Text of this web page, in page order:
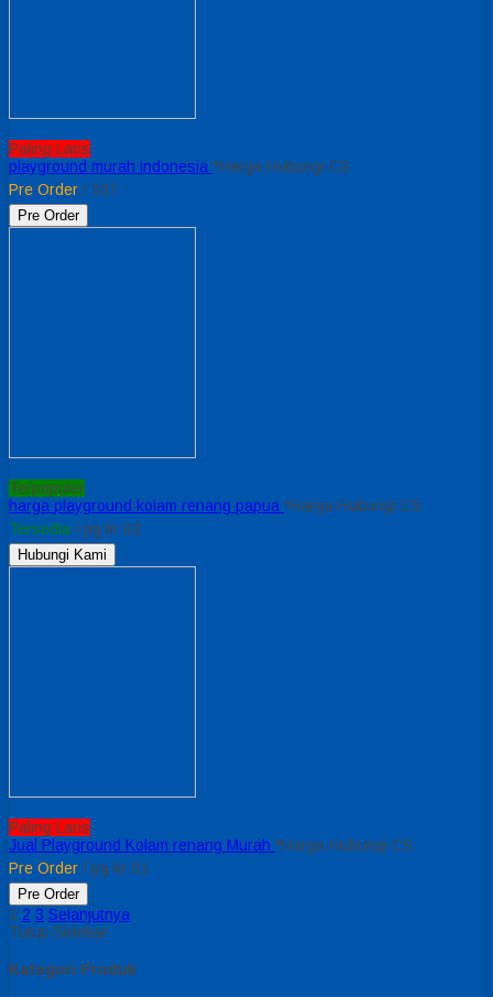
Paling Laris
playground murah indonesia *Harga Hubungi CS
Pre Order / 107
Pre Order
Terpopuler
harga playground kolam renang papua *Harga Hubungi CS
Tersedia / pg kr 02
Hubungi Kami
Paling Laris
Jual Playground Kolam renang Murah *Harga Hubungi CS
Pre Order / pg kr 01
Pre Order
1 2 3 Selanjutnya
Tutup Sidebar
Kategori Produk